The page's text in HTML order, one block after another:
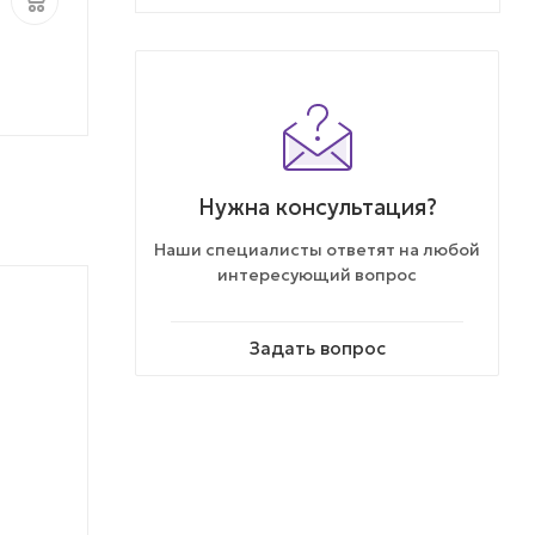
Нужна консультация?
Наши специалисты ответят на любой
интересующий вопрос
Задать вопрос